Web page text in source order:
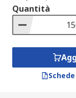
stop, reset e
dei tasti più
per
forme triangolari
Quantità